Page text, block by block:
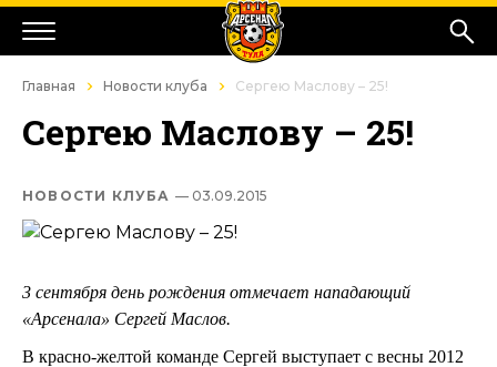
Главная Новости клуба Сергею Маслову – 25!
Сергею Маслову – 25!
НОВОСТИ КЛУБА — 03.09.2015
3 сентября день рождения отмечает нападающий
«Арсенала» Сергей Маслов.
В красно-желтой команде Сергей выступает с весны 2012